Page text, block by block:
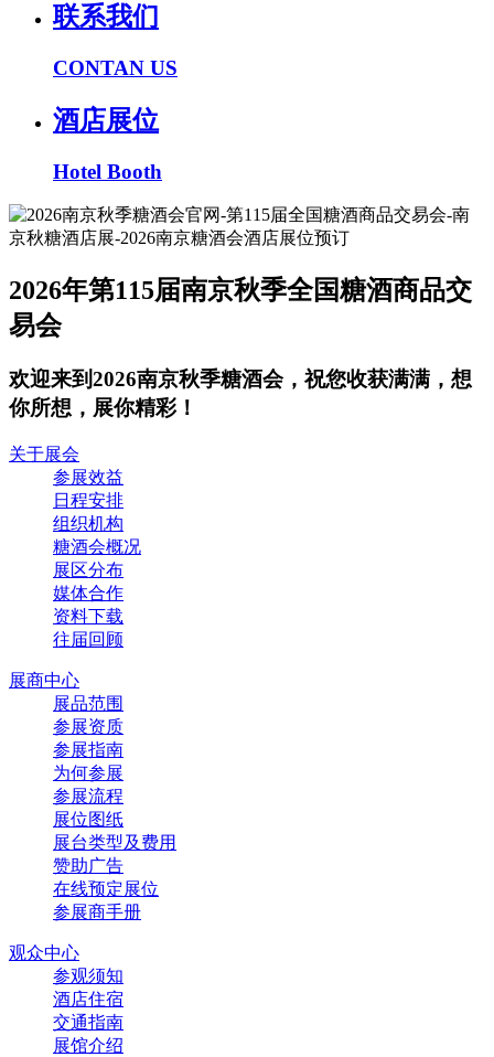
联系我们
CONTAN US
酒店展位
Hotel Booth
2026年第115届南京秋季全国糖酒商品交
易会
欢迎来到2026南京秋季糖酒会，祝您收获满满，想
你所想，展你精彩！
关于展会
参展效益
日程安排
组织机构
糖酒会概况
展区分布
媒体合作
资料下载
往届回顾
展商中心
展品范围
参展资质
参展指南
为何参展
参展流程
展位图纸
展台类型及费用
赞助广告
在线预定展位
参展商手册
观众中心
参观须知
酒店住宿
交通指南
展馆介绍